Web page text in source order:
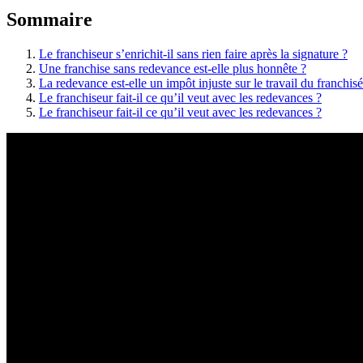
Sommaire
Le franchiseur s’enrichit-il sans rien faire après la signature ?
Une franchise sans redevance est-elle plus honnête ?
La redevance est-elle un impôt injuste sur le travail du
Le franchiseur fait-il ce qu’il veut avec les redevances ?
Le franchiseur fait-il ce qu’il veut avec les redevances ?